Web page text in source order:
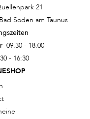
21
Soden am Taunus
09:30 - 18:00
- 16:30